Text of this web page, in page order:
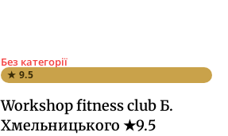
Без категорії
★ 9.5
Workshop fitness club Б.
Хмельницького ★9.5